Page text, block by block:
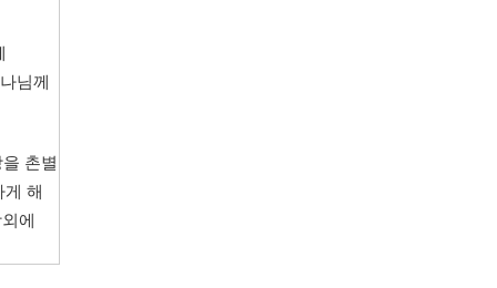
님께
촌별
해
에